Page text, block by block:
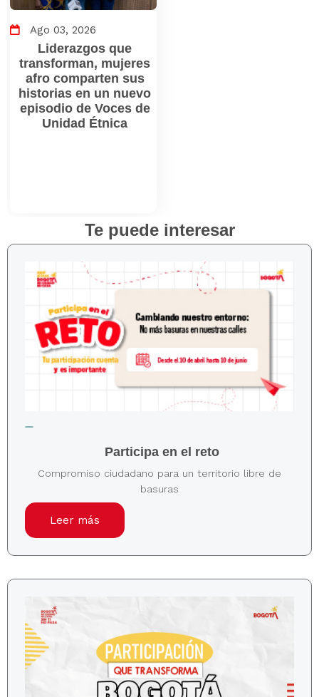
Ago 03, 2026
Liderazgos que
transforman, mujeres
afro comparten sus
historias en un nuevo
episodio de Voces de
Unidad Étnica
Te puede interesar
Participa en el reto
Compromiso ciudadano para un territorio libre de
basuras
Leer más